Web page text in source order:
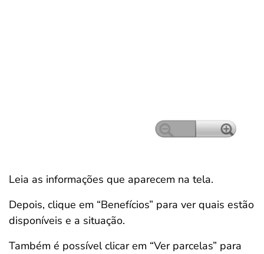
Leia as informações que aparecem na tela.
Depois, clique em “Benefícios” para ver quais estão
disponíveis e a situação.
Também é possível clicar em “Ver parcelas” para